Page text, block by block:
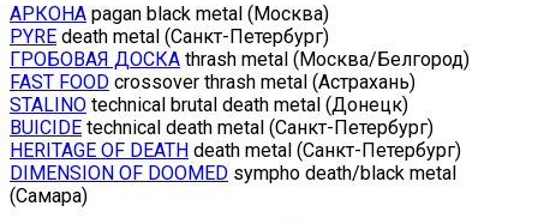
АРКОНА pagan black metal (Москва)
PYRE death metal (Санкт-Петербург)
ГРОБОВАЯ ДОСКА thrash metal (Москва/Белгород)
FAST FOOD crossover thrash metal (Астрахань)
STALINO technical brutal death metal (Донецк)
BUICIDE technical death metal (Санкт-Петербург)
HERITAGE OF DEATH death metal (Санкт-Петербург)
DIMENSION OF DOOMED sympho death/black metal
(Самара)